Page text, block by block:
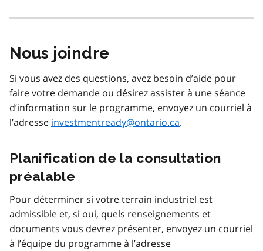
Nous joindre
Si vous avez des questions, avez besoin d’aide pour
faire votre demande ou désirez assister à une séance
d’information sur le programme, envoyez un courriel à
l’adresse investmentready@ontario.ca.
Planification de la consultation
préalable
Pour déterminer si votre terrain industriel est
admissible et, si oui, quels renseignements et
documents vous devrez présenter, envoyez un courriel
à l’équipe du programme à l’adresse